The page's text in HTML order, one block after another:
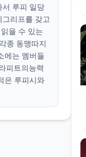
루피 일당
리프를 갖고
을 수 있는
종 동맹따지
에는 멤버들
피트의능력
은 루피시와